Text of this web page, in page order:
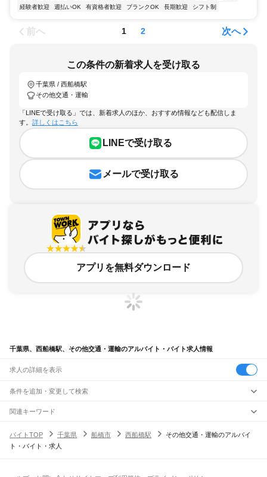
経験者歓迎
週払いOK 有資格者歓迎 ブランクOK 長期歓迎 シフト制
前へ 1 2 次へ
この条件の新着求人を受け取る
千葉県 / 西船橋駅
その他交通・運輸
「LINEで受け取る」では、新着求人のほか、おすすめ情報なども配信しま
す。 詳しくはこちら
LINEで受け取る
メールで受け取る
アプリを無料ダウンロード
千葉県、西船橋駅、その他交通・運輸のアルバイト・バイト求人情報
求人の詳細を表示
条件を追加・変更して検索
市区町村を追加・変更
千葉県すべて
千葉市 すべて
駅を追加・変更
職種を追加・変更
関連キーワード
バイトTOP
千葉県 船橋市 西船橋駅
その他交通・運輸のアルバイ
ト・バイト・求人